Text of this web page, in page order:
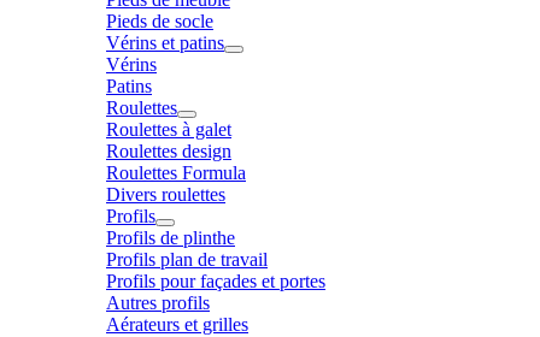
Pieds de socle
Vérins et patins
Vérins
Patins
Roulettes
Roulettes à galet
Roulettes design
Roulettes Formula
Divers roulettes
Profils
Profils de plinthe
Profils plan de travail
Profils pour façades et portes
Autres profils
Aérateurs et grilles